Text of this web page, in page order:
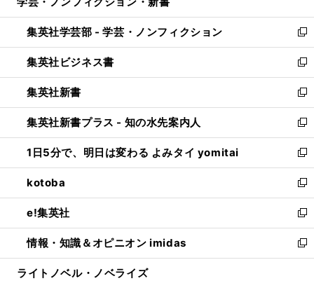
開
く
ウ
で
開
く
ン
ド
ウ
で
開
く
ウ
ィ
ン
ド
ウ
で
開
く
集英社学芸部 - 学芸・ノンフィクション
新
し
い
ウ
ィ
ン
ド
ウ
で
開
く
集英社ビジネス書
新
し
い
ウ
ィ
ン
ド
ウ
で
開
く
集英社新書
新
し
い
ウ
ィ
ン
ド
ウ
で
開
く
集英社新書プラス - 知の水先案内人
新
し
い
ウ
ィ
ン
ド
ウ
で
開
1日5分で、明日は変わる よみタイ yomitai
新
し
い
ウ
ィ
ン
ド
ウ
kotoba
新
し
い
ウ
ィ
ン
e!集英社
新
し
い
ウ
情報・知識＆オピニオン imidas
新
し
ライトノベル・ノベライズ